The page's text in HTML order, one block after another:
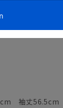
袖丈56.5cm